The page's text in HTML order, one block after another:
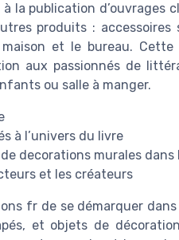
publication d’ouvrages
produits : accessoires
et le bureau.
aux passionnés de
ou salle à manger.
à l’univers du livre
decorations murales dans
et les créateurs
fr de se démarquer
et objets de